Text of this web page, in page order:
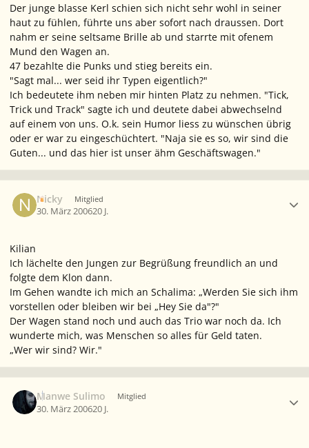
Der junge blasse Kerl schien sich nicht sehr wohl in seiner
haut zu fühlen, führte uns aber sofort nach draussen. Dort
nahm er seine seltsame Brille ab und starrte mit ofenem
Mund den Wagen an.
47 bezahlte die Punks und stieg bereits ein.
"Sagt mal... wer seid ihr Typen eigentlich?"
Ich bedeutete ihm neben mir hinten Platz zu nehmen. "Tick,
Trick und Track" sagte ich und deutete dabei abwechselnd
auf einem von uns. O.k. sein Humor liess zu wünschen übrig
oder er war zu eingeschüchtert. "Naja sie es so, wir sind die
Guten... und das hier ist unser ähm Geschäftswagen."
Nicky Mitglied
30. März 200620 J.
Kilian
Ich lächelte den Jungen zur Begrüßung freundlich an und
folgte dem Klon dann.
Im Gehen wandte ich mich an Schalima: „Werden Sie sich ihm
vorstellen oder bleiben wir bei „Hey Sie da"?"
Der Wagen stand noch und auch das Trio war noch da. Ich
wunderte mich, was Menschen so alles für Geld taten.
„Wer wir sind? Wir."
Manwe Sulimo Mitglied
30. März 200620 J.